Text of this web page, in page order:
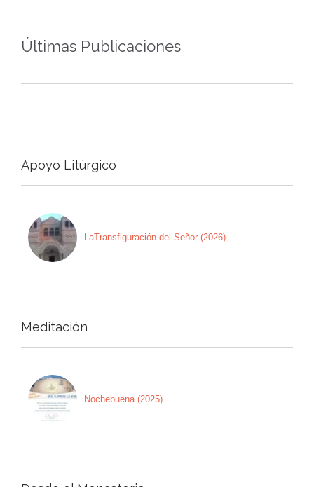
Últimas Publicaciones
Apoyo Litúrgico
LaTransfiguración del Señor (2026)
Meditación
Nochebuena (2025)